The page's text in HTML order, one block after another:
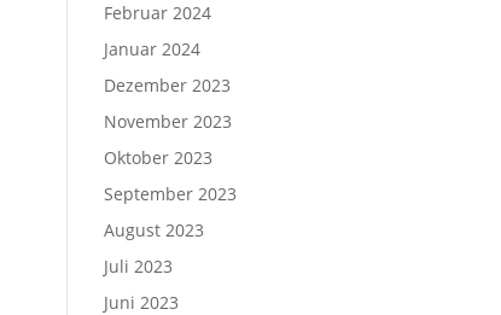
Februar 2024
Januar 2024
Dezember 2023
November 2023
Oktober 2023
September 2023
August 2023
Juli 2023
Juni 2023